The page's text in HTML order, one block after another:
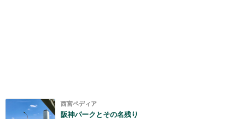
西宮ペディア
阪神パークとその名残り